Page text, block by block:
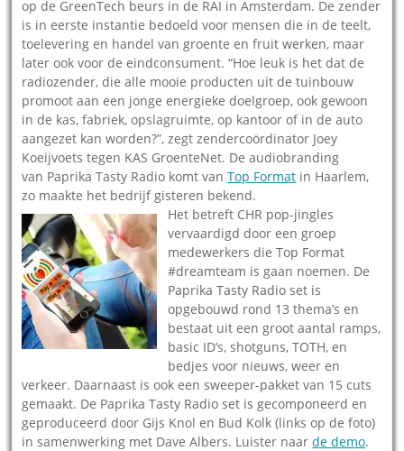
op de GreenTech beurs in de RAI in Amsterdam. De zender
is in eerste instantie bedoeld voor mensen die in de teelt,
toelevering en handel van groente en fruit werken, maar
later ook voor de eindconsument. “Hoe leuk is het dat de
radiozender, die alle mooie producten uit de tuinbouw
promoot aan een jonge energieke doelgroep, ook gewoon
in de kas, fabriek, opslagruimte, op kantoor of in de auto
aangezet kan worden?”, zegt zendercoördinator Joey
Koeijvoets tegen KAS GroenteNet. De audiobranding
van Paprika Tasty Radio komt vanTop Format in Haarlem,
zo maakte het bedrijf gisteren bekend.
Het betreft CHR pop-jingles
vervaardigd door een groep
medewerkers die Top Format
#dreamteam is gaan noemen. De
Paprika Tasty Radio set is
opgebouwd rond 13 thema’s en
bestaat uit een groot aantal ramps,
basic ID’s, shotguns, TOTH, en
bedjes voor nieuws, weer en
verkeer. Daarnaast is ook een sweeper-pakket van 15 cuts
gemaakt. De Paprika Tasty Radio set is gecomponeerd en
geproduceerd door Gijs Knol en Bud Kolk (links op de foto)
in samenwerking met Dave Albers. Luister naarde demo.